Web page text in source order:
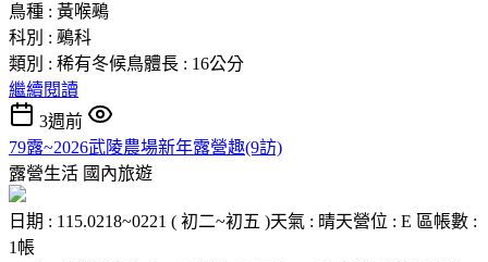
鳥種 : 黃喉鵐
科別 : 鵐科
類別 : 稀有冬候鳥體長 : 16公分
繼續閱讀
3週前
79露~2026武陵農場新年露營趣(9訪)
露營生活 國內旅遊
日期 : 115.0218~0221 ( 初二~初五 )天氣 : 晴天營位 : E 區帳數 :
1帳